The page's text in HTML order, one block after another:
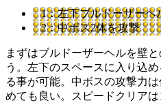
1：左下ブルドーザーヘ
2：中ボス2体を攻撃
まずはブルドーザーヘルを壁
う。左下のスペースに入り込
る事が可能。中ボスの攻撃力
めても良い。スピードクリア